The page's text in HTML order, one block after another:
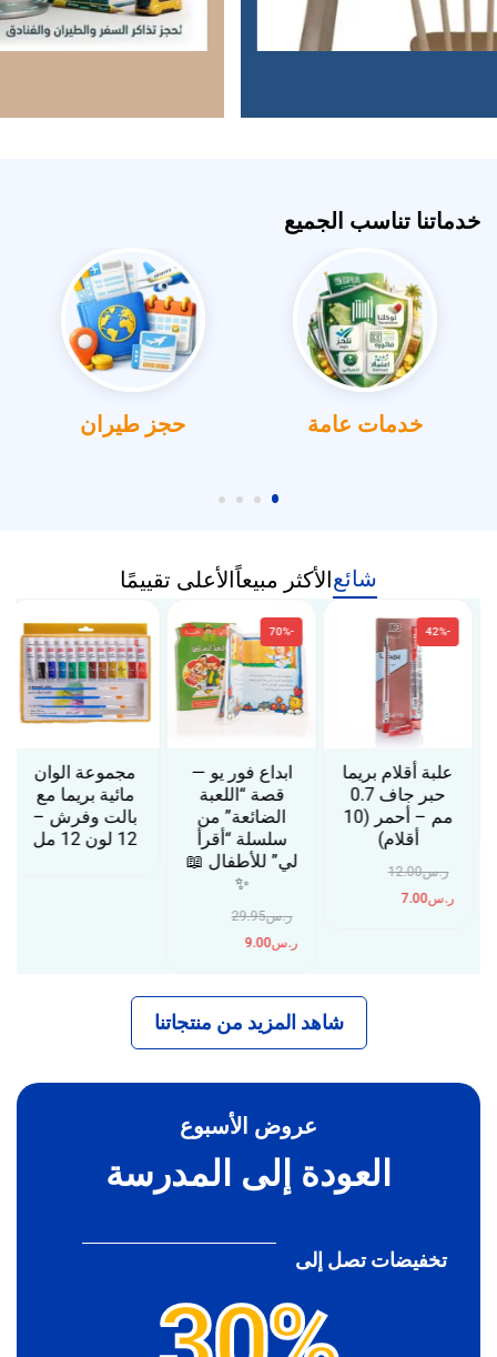
خدماتنا تناسب الجميع
خدمات عامة حجز طيران
شائعالأكثر مبيعاًالأعلى تقييمًا
علبة أقلام بريما
حبر جاف 0.7
مم – أحمر (10
أقلام)
ر.س12.00
ر.س7.00
ابداع فور يو —
قصة “اللعبة
الضائعة” من
سلسلة “أقرأ
لي” للأطفال 📖
✨
ر.س29.95
ر.س9.00
مجموعة الوان
مائية بريما مع
بالت وفرش –
12 لون 12 مل
شاهد المزيد من منتجاتنا
عروض الأسبوع
العودة إلى المدرسة
تخفيضات تصل إلى